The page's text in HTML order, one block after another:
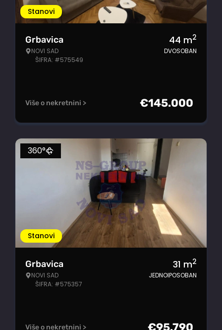
Stanovi
Grbavica
NOVI SAD
ŠIFRA: #575549
44 m2
DVOSOBAN
Više o nekretnini > €145.000
Stanovi
360°
Grbavica
NOVI SAD
ŠIFRA: #575357
31 m2
JEDNOIPOSOBAN
Više o nekretnini > €95.790